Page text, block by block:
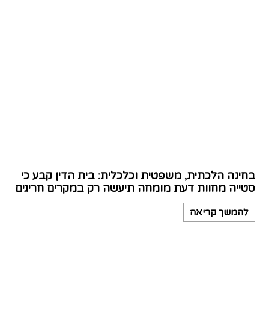
בחינה הלכתית, משפטית וכלכלית: בית הדין קבע כי
סטייה מחוות דעת מומחה תיעשה רק במקרים חריגים
להמשך קריאה